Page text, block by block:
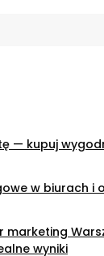
— kupuj
w biurach i
marketing
wyniki